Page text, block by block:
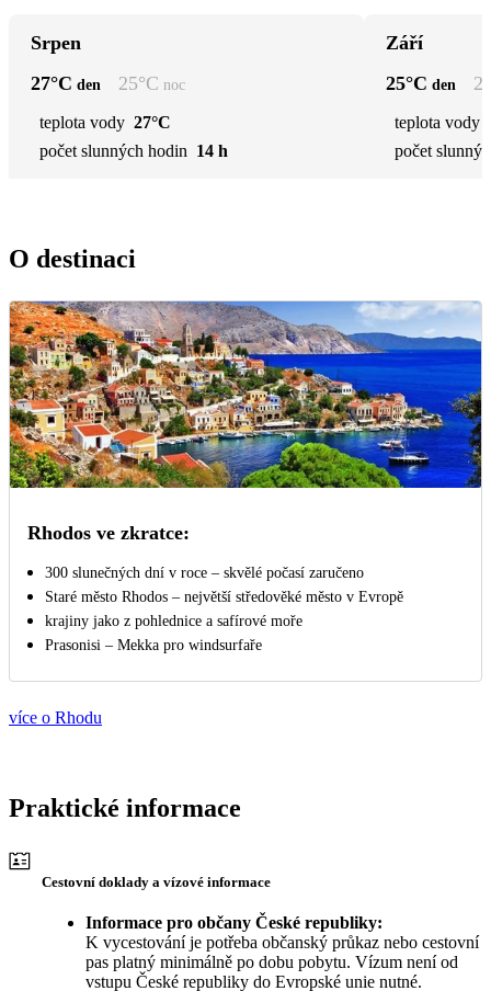
Srpen
27°C den 25°C noc
teplota vody 27°C
počet slunných hodin 14 h
Září
25°C den
teplota vody
počet
O destinaci
Rhodos ve zkratce:
300 slunečných dní v roce – skvělé počasí zaručeno
Staré město Rhodos – největší středověké město v Evropě
krajiny jako z pohlednice a safírové moře
Prasonisi – Mekka pro windsurfaře
více o Rhodu
Praktické informace
Cestovní doklady a vízové informace
Informace pro občany České republiky:
K vycestování je potřeba občanský průkaz nebo cestovní
pas platný minimálně po dobu pobytu. Vízum není od
vstupu České republiky do Evropské unie nutné.